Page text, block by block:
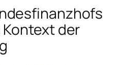
Kontext der